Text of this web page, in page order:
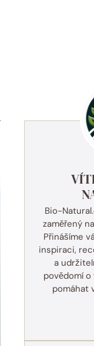
Bio-
zaměřený
Přinášíme
inspiraci,
a
povědomí
pomáhat